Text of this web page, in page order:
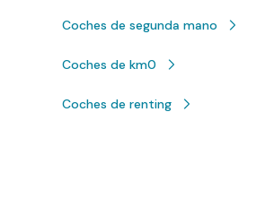
Coches de segunda mano
Coches de km0
Coches de renting